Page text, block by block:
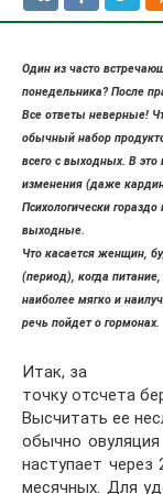
Один из часто
понедельника? После
Все ответы неверные!
обычный набор
всего с выходных. В
изменения (даже
Психологически
выходные.
Что касается женщин,
(период), когда
наиболее мягко и
речь пойдет о гормонах.
Итак, за
точку отсчета
Высчитать ее
обычно овуляция
наступает через
месячных. Для